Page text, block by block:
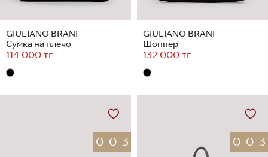
GIULIANO BRANI
Сумка на плечо
114 000 тг
GIULIANO BRANI
Шоппер
132 000 тг
0-0-3 0-0-3